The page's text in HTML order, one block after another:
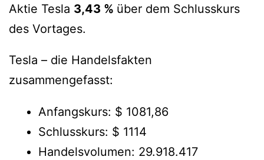
Aktie Tesla 3,43 % über dem Schlusskurs
des Vortages.
Tesla – die Handelsfakten
zusammengefasst:
Anfangskurs: $ 1081,86
Schlusskurs: $ 1114
Handelsvolumen: 29.918.417